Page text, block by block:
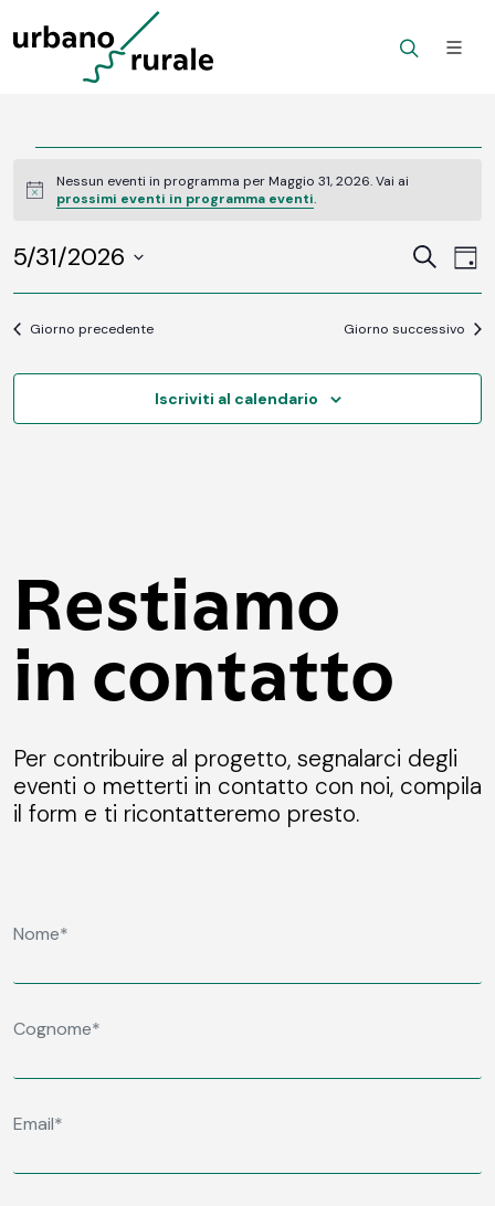
Eventi
for
Maggio
Notice
Nessun eventi in programma per Maggio 31, 2026. Vai ai
prossimi eventi in programma eventi.
Eventi
e
viste
Cerca
5/31/2026
DATA.Giorno precedente Giorno successivo
Iscriviti al calendario
Restiamo
in contatto
Per contribuire al progetto, segnalarci degli
eventi o metterti in contatto con noi, compila
il form e ti ricontatteremo presto.